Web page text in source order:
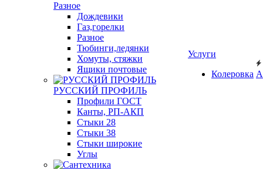
Разное
Дождевики
Газ,горелки
Разное
Тюбинги,ледянки
Хомуты, стяжки
Ящики почтовые
РУССКИЙ ПРОФИЛЬ
Профили ГОСТ
Канты, РП-АКП
Стыки 28
Стыки 38
Стыки широкие
Углы
Услуги
Колеровка